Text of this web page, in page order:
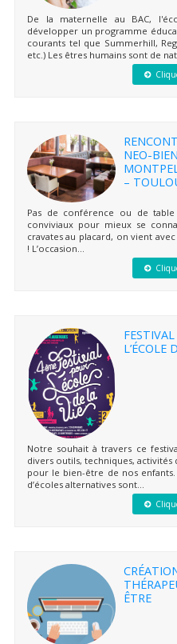
De la maternelle au BAC,
développer un programme
courants tel que Summerhill,
etc.) Les êtres humains sont de
NEO-
–
Pas de conférence ou de
conviviaux pour mieux se
cravates au placard, on vient
! L’occasion...
L’ÉCOLE
Notre souhait à travers ce
divers outils, techniques,
pour le bien-être de nos
d’écoles alternatives sont...
ÊTRE